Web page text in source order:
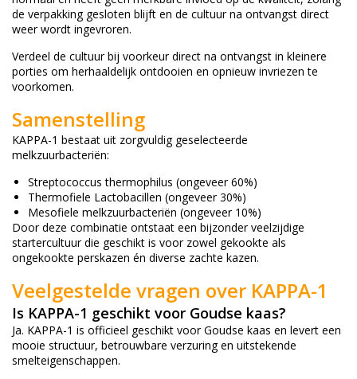
de verpakking gesloten blijft en de cultuur na ontvangst direct
weer wordt ingevroren.
Verdeel de cultuur bij voorkeur direct na ontvangst in kleinere
porties om herhaaldelijk ontdooien en opnieuw invriezen te
voorkomen.
Samenstelling
KAPPA-1 bestaat uit zorgvuldig geselecteerde
melkzuurbacteriën:
Streptococcus thermophilus (ongeveer 60%)
Thermofiele Lactobacillen (ongeveer 30%)
Mesofiele melkzuurbacteriën (ongeveer 10%)
Door deze combinatie ontstaat een bijzonder veelzijdige
startercultuur die geschikt is voor zowel gekookte als
ongekookte perskazen én diverse zachte kazen.
Veelgestelde vragen over KAPPA-1
Is KAPPA-1 geschikt voor Goudse kaas?
Ja. KAPPA-1 is officieel geschikt voor Goudse kaas en levert een
mooie structuur, betrouwbare verzuring en uitstekende
smelteigenschappen.